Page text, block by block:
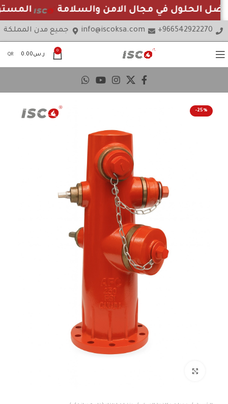
966542922270+
info@iscoksa.com جميع مدن المملكة
0
ر.س0.00
QR
-25%
الحلول في مجال الامن والسلامة